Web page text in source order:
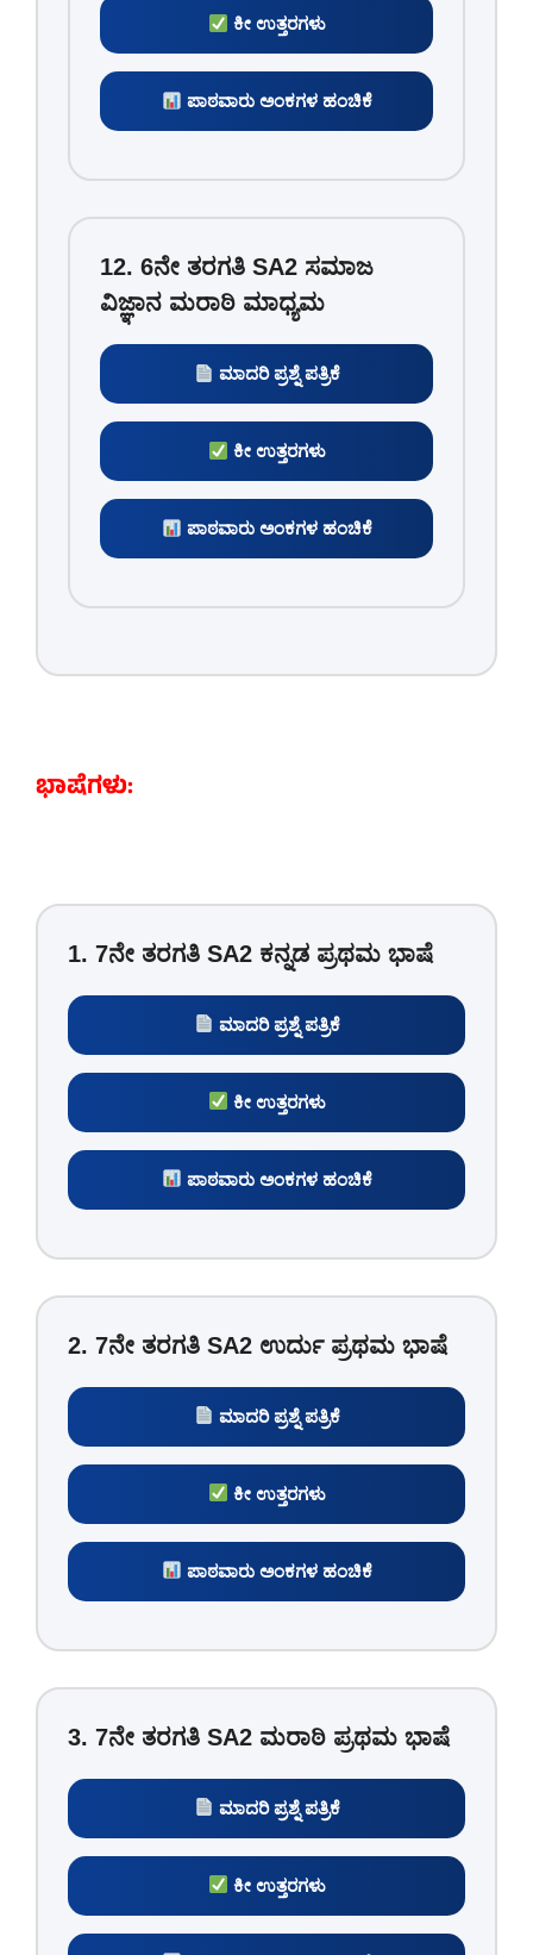
ಕೀ ಉತ್ತರಗಳು
ಪಾಠವಾರು ಅಂಕಗಳ ಹಂಚಿಕೆ
12. 6ನೇ ತರಗತಿ SA2 ಸಮಾಜ
ವಿಜ್ಞಾನ ಮರಾಠಿ ಮಾಧ್ಯಮ
ಮಾದರಿ ಪ್ರಶ್ನೆ ಪತ್ರಿಕೆ
ಕೀ ಉತ್ತರಗಳು
ಪಾಠವಾರು ಅಂಕಗಳ ಹಂಚಿಕೆ
ಭಾಷೆಗಳು:
1. 7ನೇ ತರಗತಿ SA2 ಕನ್ನಡ ಪ್ರಥಮ ಭಾಷೆ
ಮಾದರಿ ಪ್ರಶ್ನೆ ಪತ್ರಿಕೆ
ಕೀ ಉತ್ತರಗಳು
ಪಾಠವಾರು ಅಂಕಗಳ ಹಂಚಿಕೆ
2. 7ನೇ ತರಗತಿ SA2 ಉರ್ದು ಪ್ರಥಮ ಭಾಷೆ
ಮಾದರಿ ಪ್ರಶ್ನೆ ಪತ್ರಿಕೆ
ಕೀ ಉತ್ತರಗಳು
ಪಾಠವಾರು ಅಂಕಗಳ ಹಂಚಿಕೆ
3. 7ನೇ ತರಗತಿ SA2 ಮರಾಠಿ ಪ್ರಥಮ ಭಾಷೆ
ಮಾದರಿ ಪ್ರಶ್ನೆ ಪತ್ರಿಕೆ
ಕೀ ಉತ್ತರಗಳು